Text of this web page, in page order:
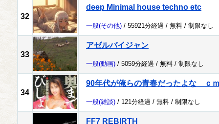
32
deep Minimal house techno etc
一般(その他) / 55921分経過 / 無料 / 制限なし
33
アゼルバイジャン
一般(動画) / 5059分経過 / 無料 / 制限なし
34
90年代が俺らの青春だったよな ｃ
一般(雑談) / 121分経過 / 無料 / 制限なし
FF7 REBIRTH